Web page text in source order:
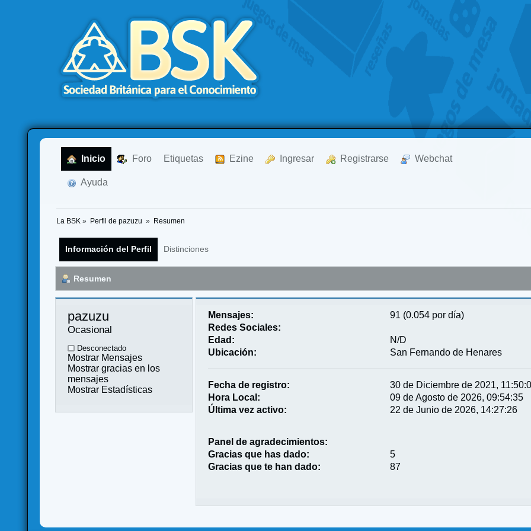
Inicio Foro Etiquetas Ezine Ingresar Registrarse Webchat
Ayuda
La BSK » Perfil de pazuzu » Resumen
Información del Perfil Distinciones
Resumen
pazuzu
Ocasional
Desconectado
Mostrar Mensajes
Mostrar gracias en los
mensajes
Mostrar Estadísticas
Mensajes:
91 (0.054 por día)
Redes Sociales:
Edad:
N/D
Ubicación:
San Fernando de Henares
Fecha de registro:
30 de Diciembre de 2021,
Hora Local:
09 de Agosto de 2026, 09:54:35
Última vez activo:
22 de Junio de 2026, 14:27:26
Panel de agradecimientos:
Gracias que has dado:
5
Gracias que te han dado:
87